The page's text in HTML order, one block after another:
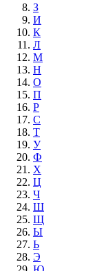
З
И
К
Л
М
Н
О
П
Р
С
Т
У
Ф
Х
Ц
Ч
Ш
Щ
Ы
Ь
Э